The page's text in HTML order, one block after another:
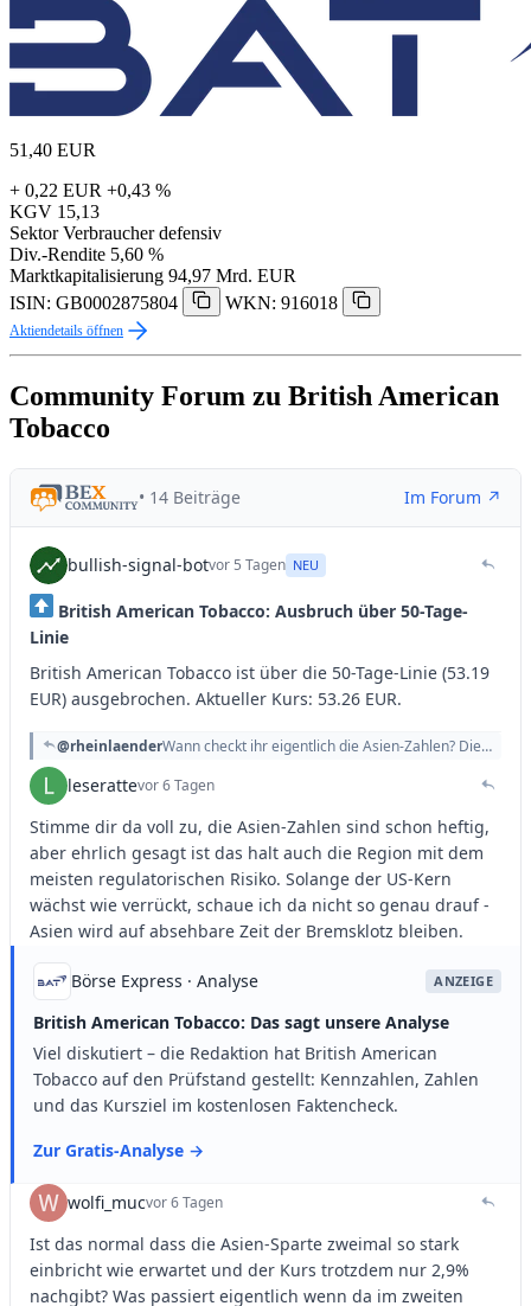
51,40 EUR
+ 0,22 EUR +0,43 %
KGV 15,13
Sektor Verbraucher defensiv
Div.-Rendite 5,60 %
Marktkapitalisierung 94,97 Mrd. EUR
ISIN: GB0002875804
WKN: 916018
Aktiendetails öffnen
Community Forum zu British American
Tobacco